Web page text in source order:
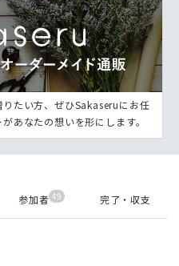
たい方、ぜひSakaseruにお任
あなたの想いを形にします。
参加者 49 完了・収支